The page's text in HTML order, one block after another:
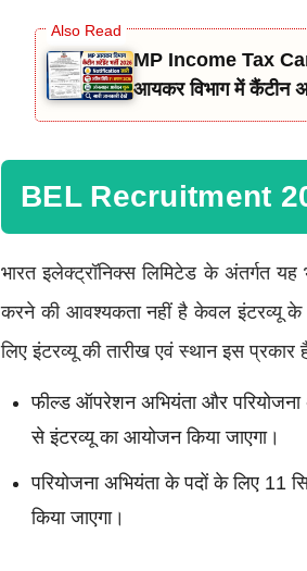
MP Income Tax Canteen Attendant (Group C) Bharti 2026 New: 10वीं पास के लिए
आयकर विभाग में कैंटीन
BEL Recruitment
भारत इलेक्ट्रॉनिक्स लिमिटेड के अंतर्गत
करने की आवश्यकता नहीं है केवल इंटरव्यू
लिए इंटरव्यू की तारीख एवं स्थान इस प्रकार
फील्ड ऑपरेशन अभियंता और परियोजना
से इंटरव्यू का आयोजन किया जाएगा।
परियोजना अभियंता के पदों के लिए
किया जाएगा।